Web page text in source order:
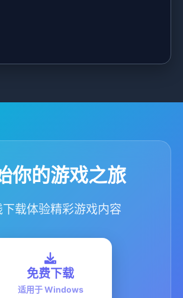
你的游戏之旅
下载体验精彩游戏内容
免费下载
适用于 Windows